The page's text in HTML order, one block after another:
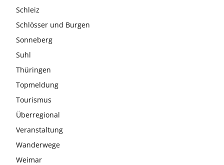
Schleiz
Schlösser und Burgen
Sonneberg
Suhl
Thüringen
Topmeldung
Tourismus
Überregional
Veranstaltung
Wanderwege
Weimar